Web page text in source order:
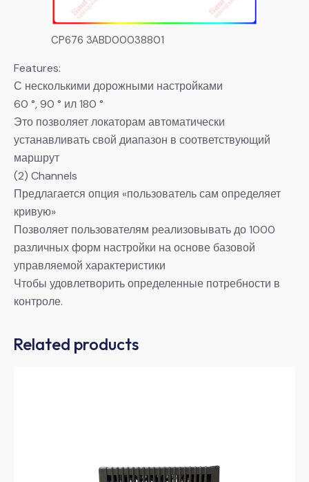
CP676 3ABD00038801
Features:
С несколькими дорожными настройками
60 °, 90 ° ил 180 °
Это позволяет локаторам автоматически
устанавливать свой диапазон в соответствующий
маршрут
(2) Channels
Предлагается опция «пользователь сам определяет
кривую»
Позволяет пользователям реализовывать до 1000
различных форм настройки на основе базовой
управляемой характеристики
Чтобы удовлетворить определенные потребности в
контроле.
Related products